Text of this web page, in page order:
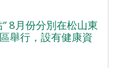
8月份分別在松山東
舉行，設有健康資